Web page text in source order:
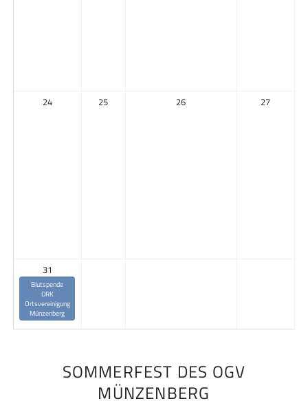
24 25 26 27
31
Blutspende
DRK
Ortsvereinigung
Münzenberg
SOMMERFEST DES OGV
MÜNZENBERG